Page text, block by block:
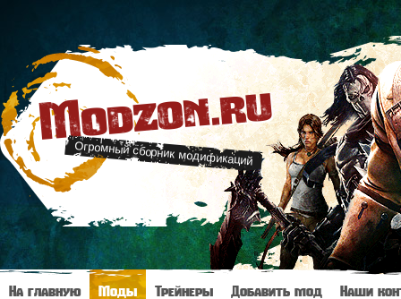
Modzon.ru
Огромный сборник модификаций
На главную Моды Трейнеры Добавить мод Наши